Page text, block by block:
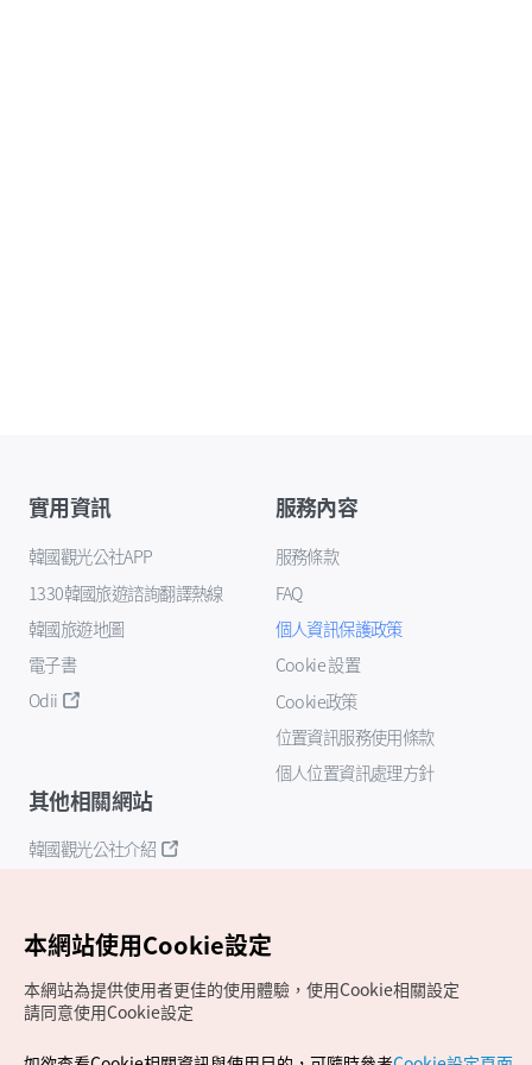
實用資訊
韓國觀光公社APP
1330韓國旅遊諮詢翻譯熱線
韓國旅遊地圖
電子書
Odii
服務內容
服務條款
FAQ
個人資訊保護政策
Cookie 設置
Cookie政策
位置資訊服務使用條款
個人位置資訊處理方針
其他相關網站
韓國觀光公社介紹
本網站使用Cookie設定
本網站為提供使用者更佳的使用體驗，使用Cookie相關設定
請同意使用Cookie設定